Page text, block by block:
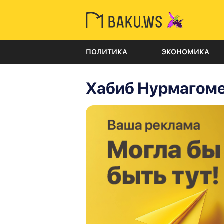
ПОЛИТИКА ЭКОНОМИКА
Хабиб